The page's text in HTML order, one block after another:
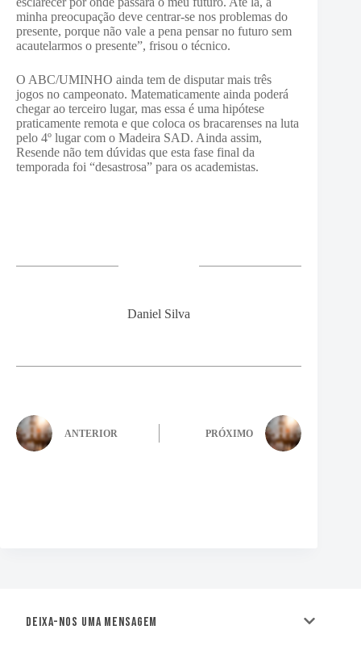
minha preocupação deve centrar-se nos problemas do
presente, porque não vale a pena pensar no futuro sem
acautelarmos o presente”, frisou o técnico.
O ABC/UMINHO ainda tem de disputar mais três
jogos no campeonato. Matematicamente ainda poderá
chegar ao terceiro lugar, mas essa é uma hipótese
praticamente remota e que coloca os bracarenses na luta
pelo 4º lugar com o Madeira SAD. Ainda assim,
Resende não tem dúvidas que esta fase final da
temporada foi “desastrosa” para os academistas.
Daniel Silva
ANTERIOR PRÓXIMO
Deixa-nos uma mensagem